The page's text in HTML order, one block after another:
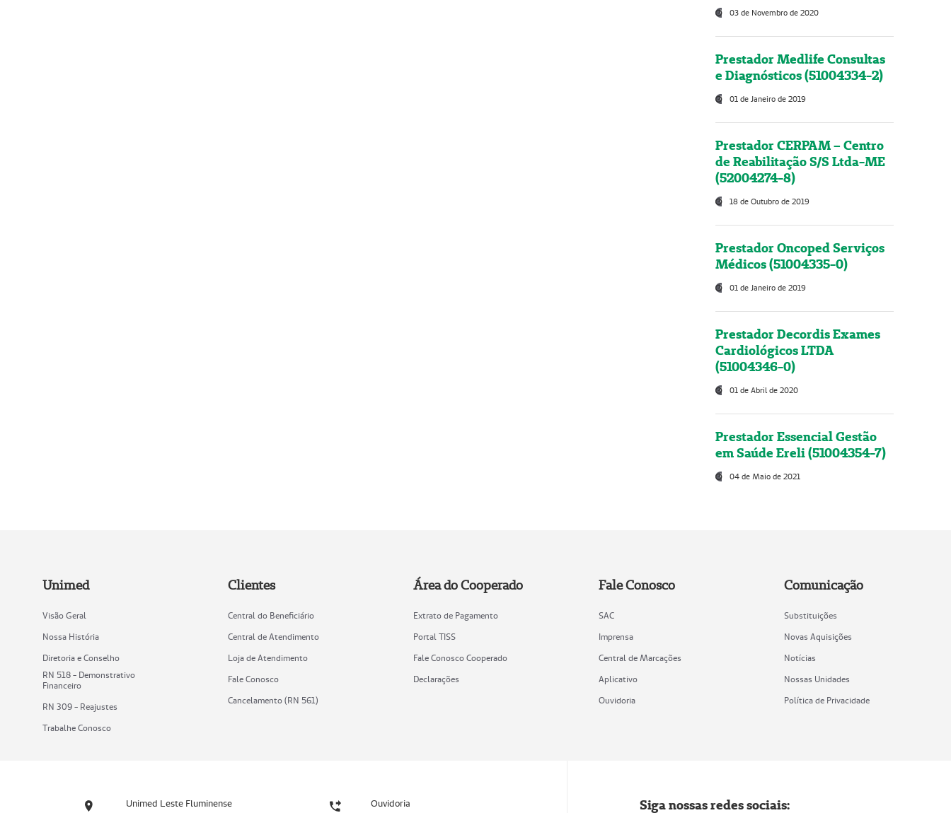
03 de Novembro de 2020
Prestador Medlife Consultas
e Diagnósticos (51004334-2)
01 de Janeiro de 2019
Prestador CERPAM – Centro
de Reabilitação S/S Ltda-ME
(52004274-8)
18 de Outubro de 2019
Prestador Oncoped Serviços
Médicos (51004335-0)
01 de Janeiro de 2019
Prestador Decordis Exames
Cardiológicos LTDA
(51004346-0)
01 de Abril de 2020
Prestador Essencial Gestão
em Saúde Ereli (51004354-7)
04 de Maio de 2021
Unimed
Visão Geral
Nossa História
Diretoria e Conselho
RN 518 - Demonstrativo
Financeiro
RN 309 - Reajustes
Trabalhe Conosco
Clientes
Central do Beneficiário
Central de Atendimento
Loja de Atendimento
Fale Conosco
Cancelamento (RN 561)
Área do Cooperado
Extrato de Pagamento
Portal TISS
Fale Conosco Cooperado
Declarações
Fale Conosco
SAC
Imprensa
Central de Marcações
Aplicativo
Ouvidoria
Comunicação
Substituições
Novas Aquisições
Notícias
Nossas Unidades
Política de Privacidade
Unimed Leste Fluminense Ouvidoria Siga nossas redes sociais: